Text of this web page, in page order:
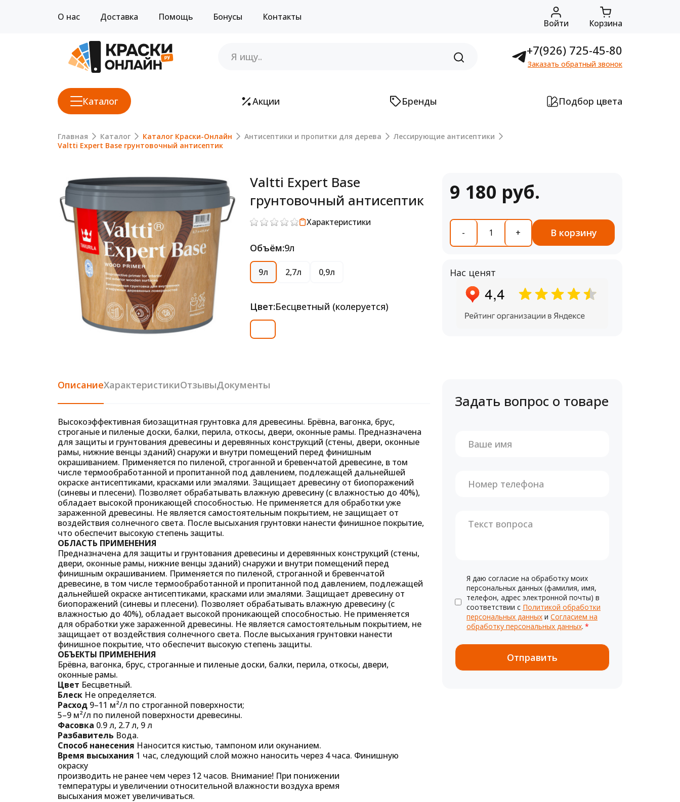
О нас Доставка Помощь Бонусы Контакты
Войти Корзина
+7(926) 725-45-80
Заказать обратный звонок
Каталог Акции Бренды Подбор цвета
Главная Каталог Каталог Краски-Онлайн Антисептики и пропитки для дерева
Лессирующие антисептики
Valtti Expert Base грунтовочный антисептик
Valtti Expert Base
грунтовочный антисептик
Характеристики
Объём:9л
9л 2,7л 0,9л
Цвет:Бесцветный (колеруется)
9 180 руб.
- + В корзину
Нас ценят
ОписаниеХарактеристикиОтзывыДокументы
Высокоэффективная биозащитная грунтовка для древесины. Брёвна, вагонка, брус,
строганые и пиленые доски, балки, перила, откосы, двери, оконные рамы. Предназначена
для защиты и грунтования древесины и деревянных конструкций (стены, двери, оконные
рамы, нижние венцы зданий) снаружи и внутри помещений перед финишным
окрашиванием. Применяется по пиленой, строганной и бревенчатой древесине, в том
числе термообработанной и пропитанной под давлением, подлежащей дальнейшей
окраске антисептиками, красками или эмалями. Защищает древесину от биопоражений
(синевы и плесени). Позволяет обрабатывать влажную древесину (с влажностью до 40%),
обладает высокой проникающей способностью. Не применяется для обработки уже
зараженной древесины. Не является самостоятельным покрытием, не защищает от
воздействия солнечного света. После высыхания грунтовки нанести финишное покрытие,
что обеспечит высокую степень защиты.
ОБЛАСТЬ ПРИМЕНЕНИЯ
Предназначена для защиты и грунтования древесины и деревянных конструкций (стены,
двери, оконные рамы, нижние венцы зданий) снаружи и внутри помещений перед
финишным окрашиванием. Применяется по пиленой, строганной и бревенчатой
древесине, в том числе термообработанной и пропитанной под давлением, подлежащей
дальнейшей окраске антисептиками, красками или эмалями. Защищает древесину от
биопоражений (синевы и плесени). Позволяет обрабатывать влажную древесину (с
влажностью до 40%), обладает высокой проникающей способностью. Не применяется
для обработки уже зараженной древесины. Не является самостоятельным покрытием, не
защищает от воздействия солнечного света. После высыхания грунтовки нанести
финишное покрытие, что обеспечит высокую степень защиты.
ОБЪЕКТЫ ПРИМЕНЕНИЯ
Брёвна, вагонка, брус, строганные и пиленые доски, балки, перила, откосы, двери,
оконные рамы.
Цвет Бесцветный.
Блеск Не определяется.
Расход 9–11 м²/л по строганной поверхности;
5–9 м²/л по пиленой поверхности древесины.
Фасовка 0.9 л, 2.7 л, 9 л
Разбавитель Вода.
Способ нанесения Наносится кистью, тампоном или окунанием.
Время высыхания 1 час, следующий слой можно наносить через 4 часа. Финишную
окраску
производить не ранее чем через 12 часов. Внимание! При понижении
температуры и увеличении относительной влажности воздуха время
высыхания может увеличиваться.
Задать вопрос о товаре
Я даю согласие на обработку моих
персональных данных (фамилия, имя,
телефон, адрес электронной почты) в
соответствии с Политикой обработки
персональных данных и Согласием на
обработку персональных данных. *